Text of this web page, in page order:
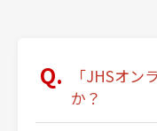
「JHSオン
か？